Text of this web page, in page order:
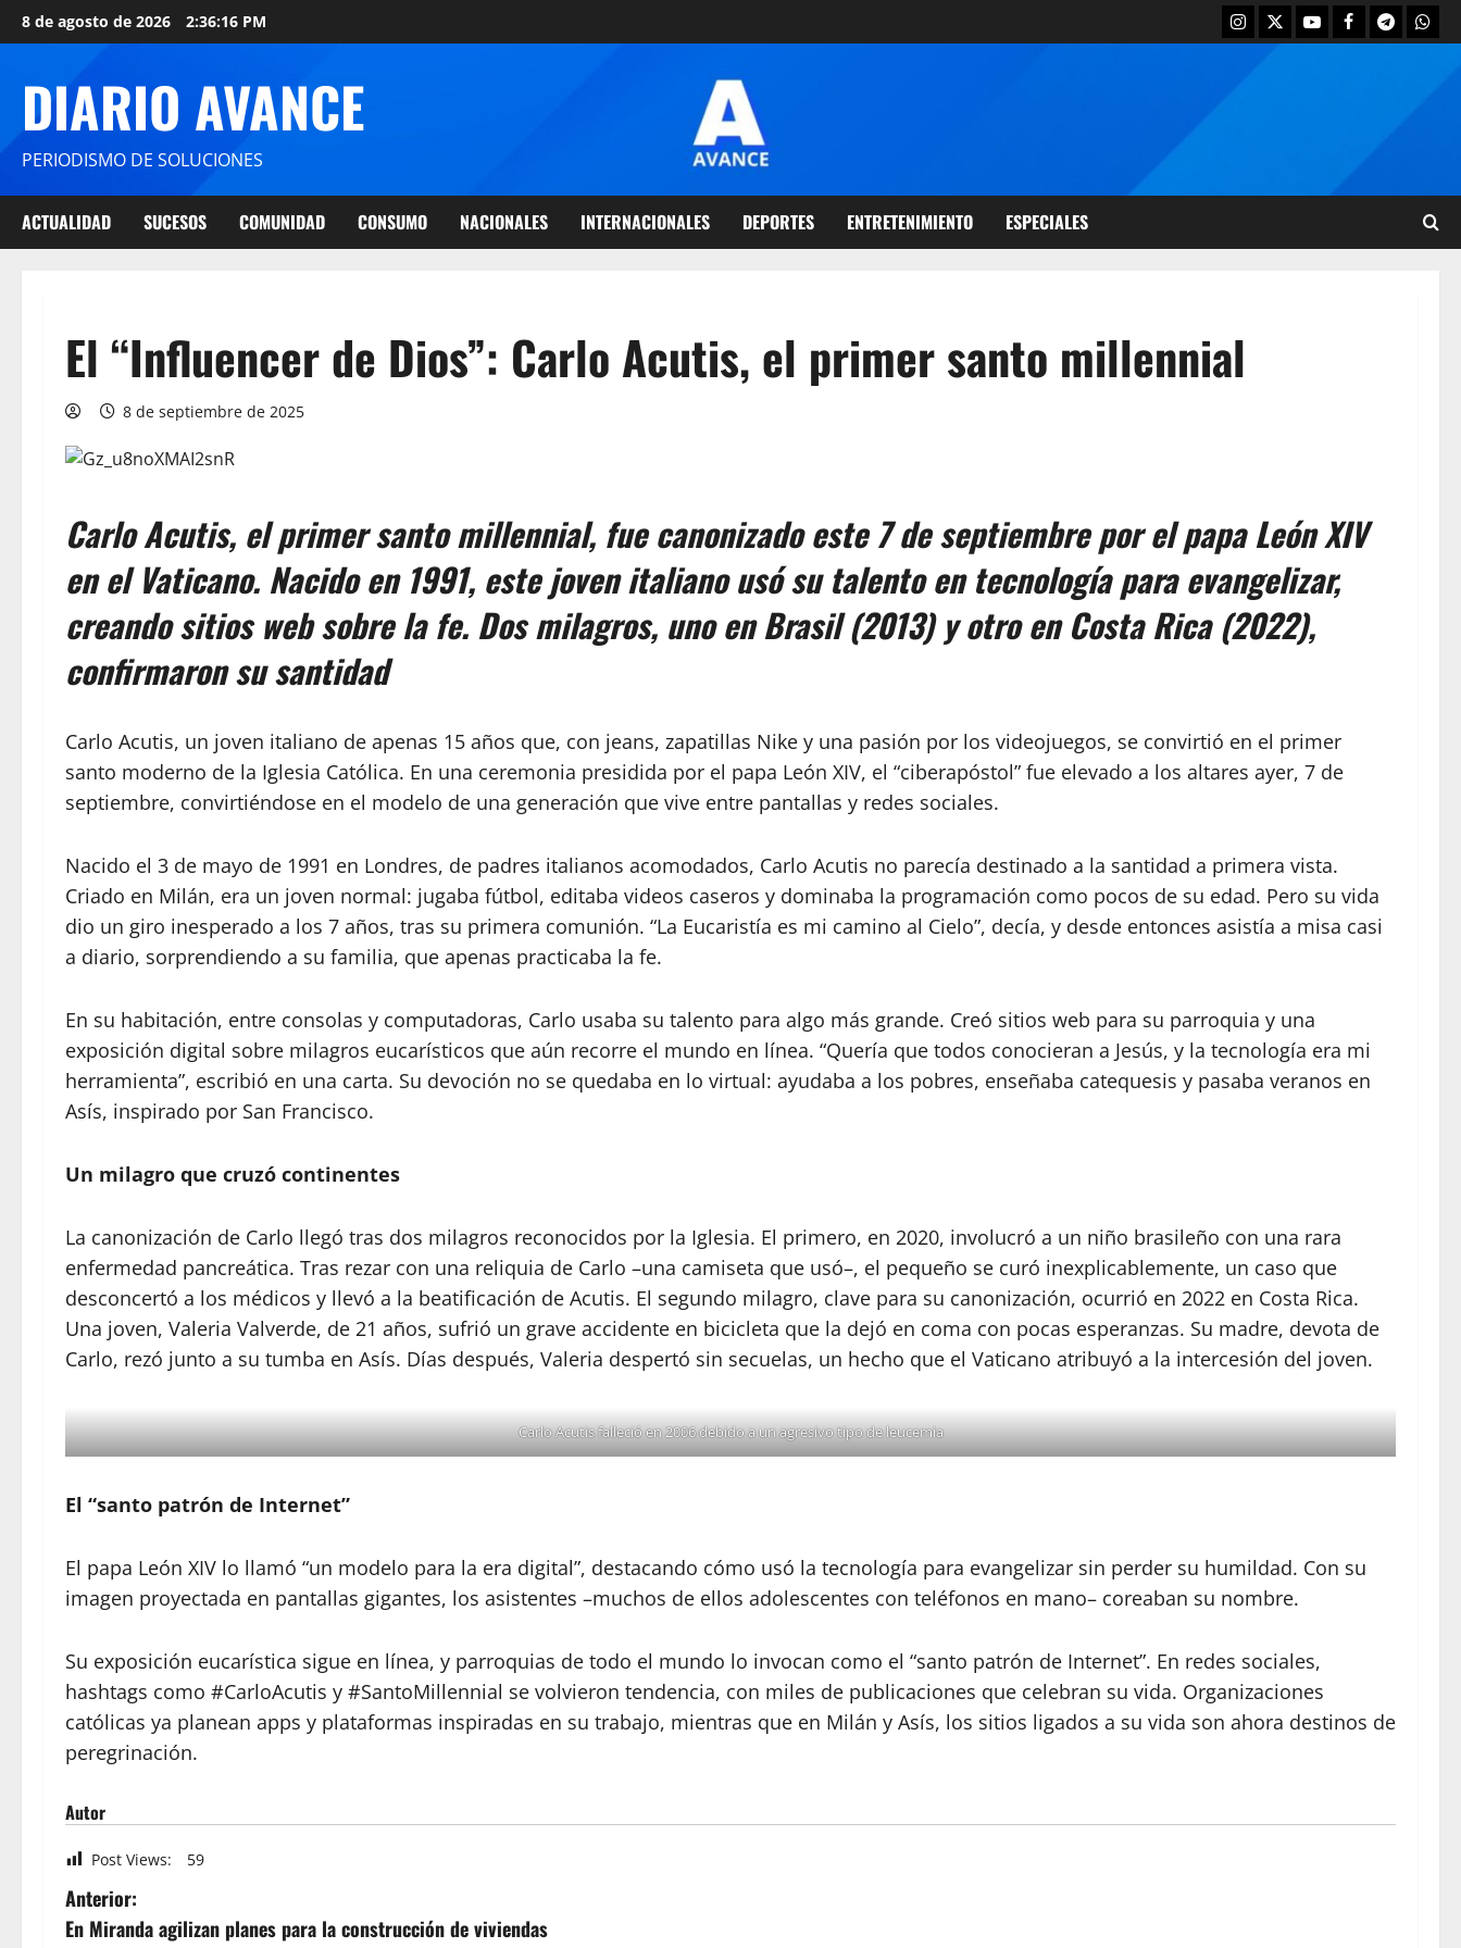
8 de agosto de 2026 2:36:16 PM
DIARIO AVANCE
PERIODISMO DE SOLUCIONES
ACTUALIDAD SUCESOS COMUNIDAD CONSUMO NACIONALES INTERNACIONALES DEPORTES ENTRETENIMIENTO ESPECIALES
El “Influencer de Dios”: Carlo Acutis, el primer santo millennial
8 de septiembre de 2025
Carlo Acutis, el primer santo millennial, fue canonizado este 7 de septiembre por el papa León XIV
en el Vaticano. Nacido en 1991, este joven italiano usó su talento en tecnología para evangelizar,
creando sitios web sobre la fe. Dos milagros, uno en Brasil (2013) y otro en Costa Rica (2022),
confirmaron su santidad
Carlo Acutis, un joven italiano de apenas 15 años que, con jeans, zapatillas Nike y una pasión por los videojuegos, se convirtió en el primer
santo moderno de la Iglesia Católica. En una ceremonia presidida por el papa León XIV, el “ciberapóstol” fue elevado a los altares ayer, 7 de
septiembre, convirtiéndose en el modelo de una generación que vive entre pantallas y redes sociales.
Nacido el 3 de mayo de 1991 en Londres, de padres italianos acomodados, Carlo Acutis no parecía destinado a la santidad a primera vista.
Criado en Milán, era un joven normal: jugaba fútbol, editaba videos caseros y dominaba la programación como pocos de su edad. Pero su vida
dio un giro inesperado a los 7 años, tras su primera comunión. “La Eucaristía es mi camino al Cielo”, decía, y desde entonces asistía a misa casi
a diario, sorprendiendo a su familia, que apenas practicaba la fe.
En su habitación, entre consolas y computadoras, Carlo usaba su talento para algo más grande. Creó sitios web para su parroquia y una
exposición digital sobre milagros eucarísticos que aún recorre el mundo en línea. “Quería que todos conocieran a Jesús, y la tecnología era mi
herramienta”, escribió en una carta. Su devoción no se quedaba en lo virtual: ayudaba a los pobres, enseñaba catequesis y pasaba veranos en
Asís, inspirado por San Francisco.
Un milagro que cruzó continentes
La canonización de Carlo llegó tras dos milagros reconocidos por la Iglesia. El primero, en 2020, involucró a un niño brasileño con una rara
enfermedad pancreática. Tras rezar con una reliquia de Carlo –una camiseta que usó–, el pequeño se curó inexplicablemente, un caso que
desconcertó a los médicos y llevó a la beatificación de Acutis. El segundo milagro, clave para su canonización, ocurrió en 2022 en Costa Rica.
Una joven, Valeria Valverde, de 21 años, sufrió un grave accidente en bicicleta que la dejó en coma con pocas esperanzas. Su madre, devota de
Carlo, rezó junto a su tumba en Asís. Días después, Valeria despertó sin secuelas, un hecho que el Vaticano atribuyó a la intercesión del joven.
Carlo Acutis falleció en 2006 debido a un agresivo tipo de leucemia
El “santo patrón de Internet”
El papa León XIV lo llamó “un modelo para la era digital”, destacando cómo usó la tecnología para evangelizar sin perder su humildad. Con su
imagen proyectada en pantallas gigantes, los asistentes –muchos de ellos adolescentes con teléfonos en mano– coreaban su nombre.
Su exposición eucarística sigue en línea, y parroquias de todo el mundo lo invocan como el “santo patrón de Internet”. En redes sociales,
hashtags como #CarloAcutis y #SantoMillennial se volvieron tendencia, con miles de publicaciones que celebran su vida. Organizaciones
católicas ya planean apps y plataformas inspiradas en su trabajo, mientras que en Milán y Asís, los sitios ligados a su vida son ahora destinos de
peregrinación.
Autor
Post Views: 59
Anterior:
En Miranda agilizan planes para la construcción de viviendas